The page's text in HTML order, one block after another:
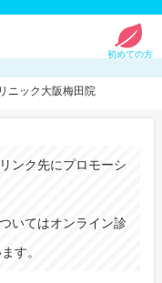
初めての方
ニック大阪梅田院
ンク先にプロモーシ
いてはオンライン診
す。